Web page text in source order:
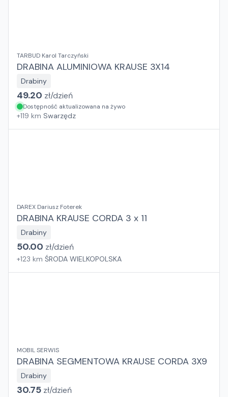
TARBUD Karol Tarczyński
DRABINA ALUMINIOWA KRAUSE 3X14
Drabiny
49.20 zł/dzień
Dostępność aktualizowana na żywo
+119 km Swarzędz
DAREX Dariusz Foterek
DRABINA KRAUSE CORDA 3 x 11
Drabiny
50.00 zł/dzień
+123 km ŚRODA WIELKOPOLSKA
MOBIL SERWIS
DRABINA SEGMENTOWA KRAUSE CORDA 3X9
Drabiny
30.75 zł/dzień